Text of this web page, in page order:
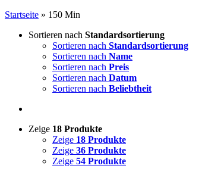
Startseite » 150 Min
Sortieren nach Standardsortierung
Sortieren nach Standardsortierung
Sortieren nach Name
Sortieren nach Preis
Sortieren nach Datum
Sortieren nach Beliebtheit
Zeige 18 Produkte
Zeige 18 Produkte
Zeige 36 Produkte
Zeige 54 Produkte